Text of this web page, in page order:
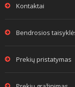
Kontaktai
Bendrosios
Prekių pristatymas